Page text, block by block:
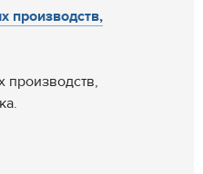
производств,